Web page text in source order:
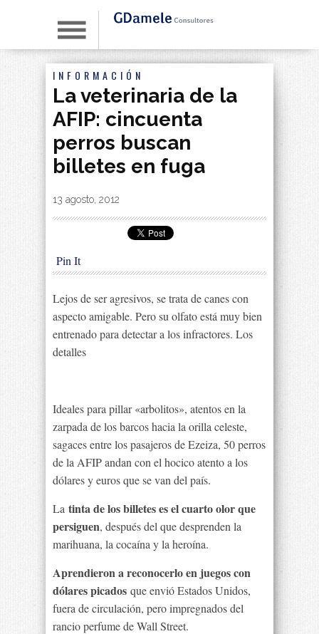
INFORMACIÓN
La veterinaria de la
AFIP: cincuenta
perros buscan
billetes en fuga
By|
13 agosto, 2012
Pin It
Lejos de ser agresivos, se trata de canes con
aspecto amigable. Pero su olfato está muy bien
entrenado para detectar a los infractores. Los
detalles
Ideales para pillar «arbolitos», atentos en la
zarpada de los barcos hacia la orilla celeste,
sagaces entre los pasajeros de Ezeiza, 50 perros
de la AFIP andan con el hocico atento a los
dólares y euros que se van del país.
La tinta de los billetes es el cuarto olor que
persiguen, después del que desprenden la
marihuana, la cocaína y la heroína.
Aprendieron a reconocerlo en juegos con
dólares picados que envió Estados Unidos,
fuera de circulación, pero impregnados del
rancio perfume de Wall Street.